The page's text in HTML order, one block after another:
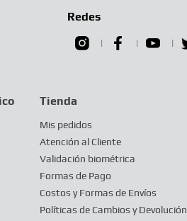
Redes
Tienda
Mis pedidos
Atención al Cliente
Validación biométrica
Formas de Pago
Costos y Formas de Envíos
Políticas de Cambios y Devolución